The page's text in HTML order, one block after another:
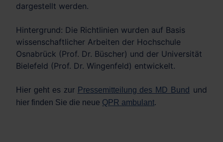
dargestellt werden.
Hintergrund: Die Richtlinien wurden auf Basis
wissenschaftlicher Arbeiten der Hochschule
Osnabrück (Prof. Dr. Büscher) und der Universität
Bielefeld (Prof. Dr. Wingenfeld) entwickelt.
Hier geht es zur Pressemitteilung des MD Bund
und
hier finden Sie die neue QPR ambulant.